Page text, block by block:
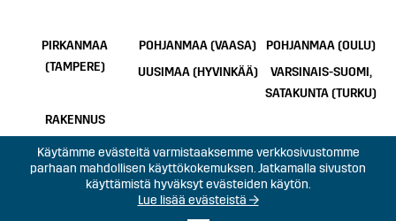
PIRKANMAA
(TAMPERE)
POHJANMAA (VAASA)
POHJANMAA (OULU)
UUSIMAA (HYVINKÄÄ)
VARSINAIS-SUOMI,
SATAKUNTA (TURKU)
RAKENNUS
Käytämme evästeitä varmistaaksemme verkkosivustomme
parhaan mahdollisen käyttökokemuksen. Jatkamalla sivuston
käyttämistä hyväksyt evästeiden käytön.
Lue lisää evästeistä →